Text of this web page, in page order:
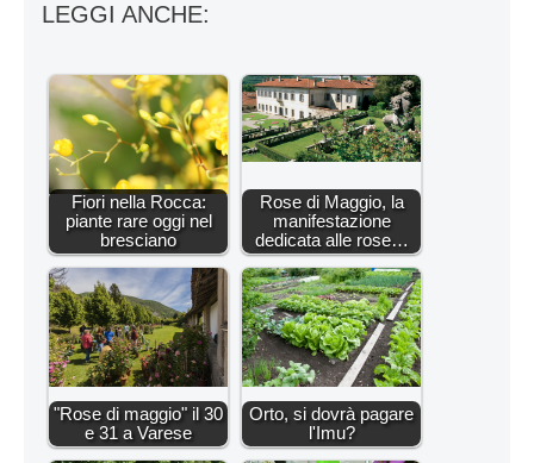
LEGGI ANCHE:
Fiori nella Rocca:
piante rare oggi nel
bresciano
Rose di Maggio, la
manifestazione
dedicata alle rose…
"Rose di maggio" il 30
e 31 a Varese
Orto, si dovrà pagare
l'Imu?